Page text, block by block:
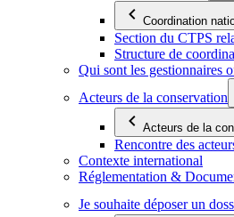
Coordination
Section du CTPS
Structure de
Qui sont les gestionnaires
Acteurs de la conservation
Acteurs de la
Rencontre des
Contexte international
Réglementation &
Je souhaite déposer un